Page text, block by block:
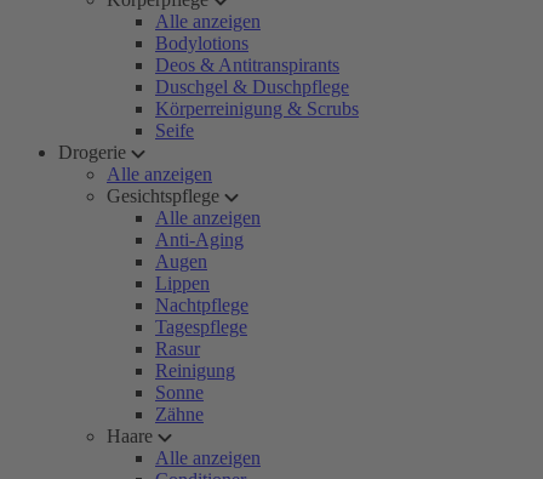
Alle anzeigen
Bodylotions
Deos & Antitranspirants
Duschgel & Duschpflege
Körperreinigung & Scrubs
Seife
Drogerie
Alle anzeigen
Gesichtspflege
Alle anzeigen
Anti-Aging
Augen
Lippen
Nachtpflege
Tagespflege
Rasur
Reinigung
Sonne
Zähne
Haare
Alle anzeigen